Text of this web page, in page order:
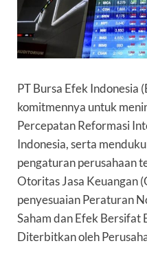
PT Bursa Efek Indonesia
komitmennya untuk
Percepatan Reformasi
Indonesia, serta
pengaturan perusahaan
Otoritas Jasa Keuangan
penyesuaian Peraturan
Saham dan Efek Bersifat
Diterbitkan oleh